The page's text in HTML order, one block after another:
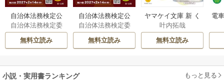
自治体法務検定公
式テキスト 政策
法務編 ２０２６
年度検定対応 1巻
自治体法務検定委
員会
無料立読み
自治体法務検定公
式テキスト 基本
法務編 ２０２６
年度検定対応 1巻
自治体法務検定委
員会
無料立読み
ヤマケイ文庫 新 く
らべてわかる野鳥3
00 1巻
叶内拓哉
無料立読み
電
小説・実用書ランキング もっと見る